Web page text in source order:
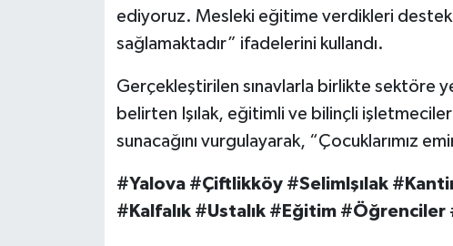
ediyoruz. Mesleki eğitime verdikleri
sağlamaktadır” ifadelerini kullandı.
Gerçekleştirilen sınavlarla birlikte sektöre
belirten Işılak, eğitimli ve bilinçli
sunacağını vurgulayarak, “Çocuklarımız
#Yalova #Çiftlikköy #SelimIşılak
#Kalfalık #Ustalık #Eğitim